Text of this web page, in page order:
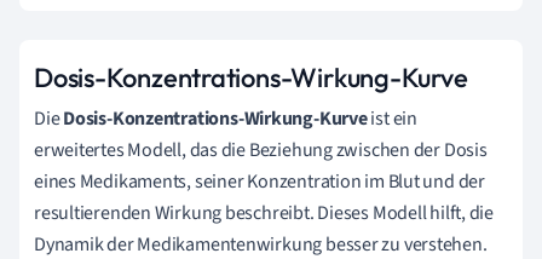
Dosis-Konzentrations-Wirkung-Kurve
DieDosis-Konzentrations-Wirkung-Kurveist ein
erweitertes Modell, das die Beziehung zwischen der Dosis
eines Medikaments, seiner Konzentration im Blut und der
resultierenden Wirkung beschreibt. Dieses Modell hilft, die
Dynamik der Medikamentenwirkung besser zu verstehen.